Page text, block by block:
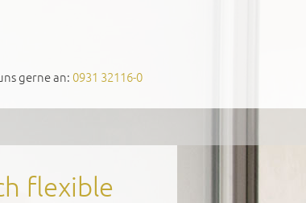
gerne an: 0931 32116-0
flexible